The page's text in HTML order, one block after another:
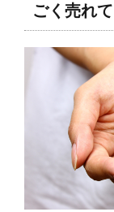
ごく売れ